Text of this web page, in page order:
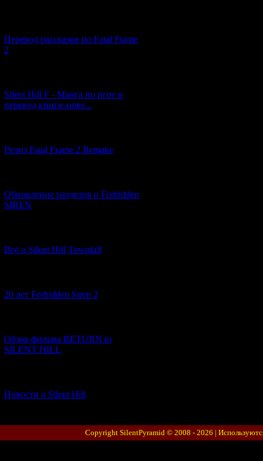
Перевод рассказов по Fatal Frame
2
Silent Hill F - Манга по игре и
перевод книги-нове...
Релиз Fatal Frame 2 Remake
Обновление разделов о Forbidden
SIREN
Всё о Silent Hill Townfall
20 лет Forbidden Siren 2
Обзор фильма RETURN to
SILENT HILL
Новости о Silent Hill
Copyright SilentPyramid © 2008 - 2026 |